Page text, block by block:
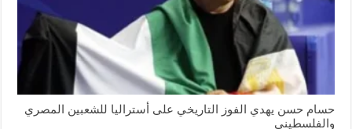
حسام حسن يهدي الفوز التاريخي على أستراليا للشعبين المصري
والفلسطيني